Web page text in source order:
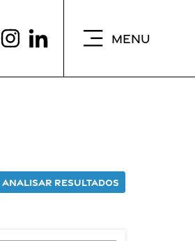
MENU
Analisar resultados